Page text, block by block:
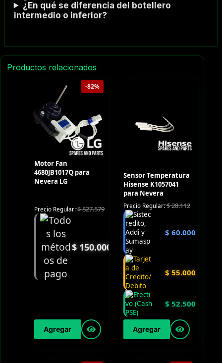
¿En qué se diferencia del botellero
intermedio o inferior?
Productos relacionados
-82%
Motor Fan
4680JB1017Q para
Nevera LG
Precio Regular:$827.579
$150.000
Agregar
Sensor Temperatura
Hisense K1057041
para Nevera
Precio Regular:$28.112
$ 60.000
$ 55.000
$ 52.500
Agregar